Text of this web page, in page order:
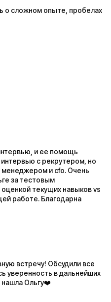
о сложном опыте, пробелах
и ее помощь
с рекрутером, но
менеджером и сfo. Очень
за тестовым
текущих навыков vs
работе. Благодарна
встречу! Обсудили все
уверенность в дальнейших
нашла Ольгу❤️